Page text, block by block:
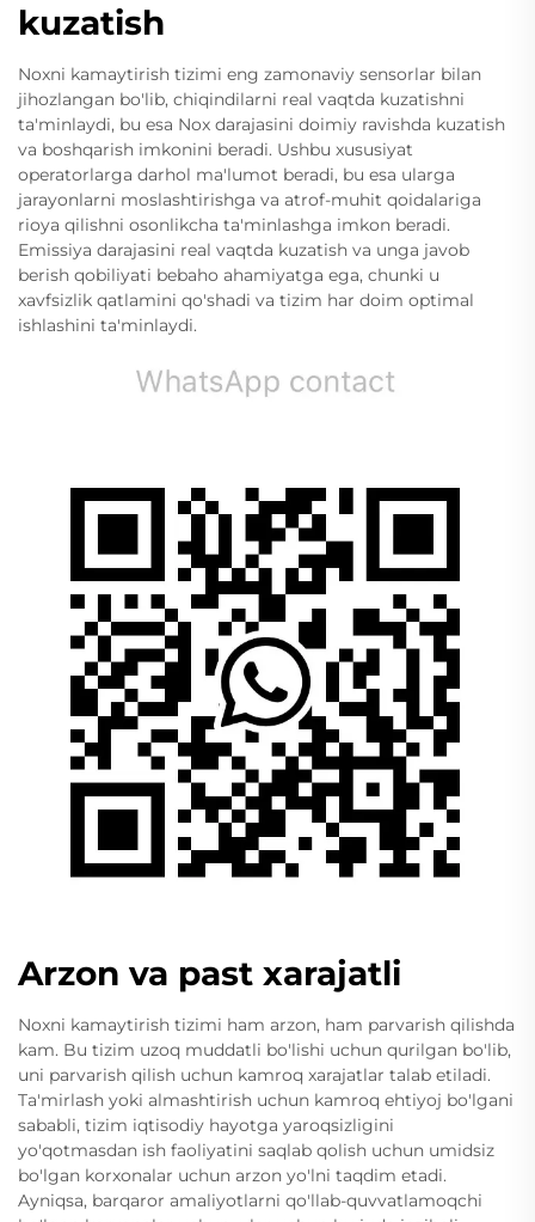
kuzatish
Noxni kamaytirish tizimi eng zamonaviy sensorlar bilan
jihozlangan bo'lib, chiqindilarni real vaqtda kuzatishni
ta'minlaydi, bu esa Nox darajasini doimiy ravishda kuzatish
va boshqarish imkonini beradi. Ushbu xususiyat
operatorlarga darhol ma'lumot beradi, bu esa ularga
jarayonlarni moslashtirishga va atrof-muhit qoidalariga
rioya qilishni osonlikcha ta'minlashga imkon beradi.
Emissiya darajasini real vaqtda kuzatish va unga javob
berish qobiliyati bebaho ahamiyatga ega, chunki u
xavfsizlik qatlamini qo'shadi va tizim har doim optimal
ishlashini ta'minlaydi.
Arzon va past xarajatli
Noxni kamaytirish tizimi ham arzon, ham parvarish qilishda
kam. Bu tizim uzoq muddatli bo'lishi uchun qurilgan bo'lib,
uni parvarish qilish uchun kamroq xarajatlar talab etiladi.
Ta'mirlash yoki almashtirish uchun kamroq ehtiyoj bo'lgani
sababli, tizim iqtisodiy hayotga yaroqsizligini
yo'qotmasdan ish faoliyatini saqlab qolish uchun umidsiz
bo'lgan korxonalar uchun arzon yo'lni taqdim etadi.
Ayniqsa, barqaror amaliyotlarni qo'llab-quvvatlamoqchi